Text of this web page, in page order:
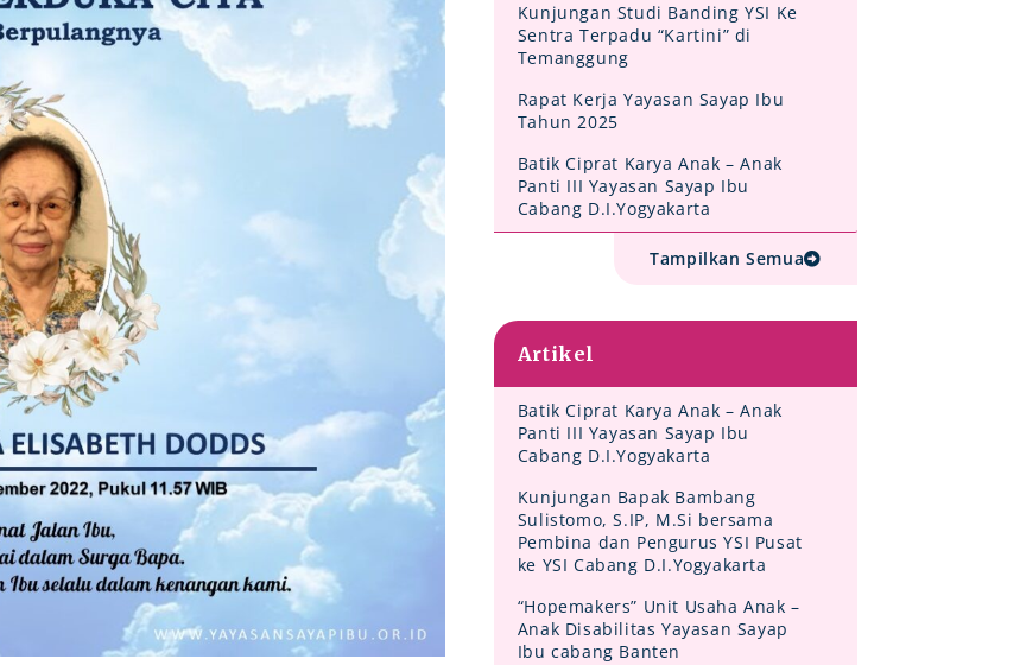
Kunjungan Studi Banding YSI Ke
Sentra Terpadu “Kartini” di
Temanggung
Rapat Kerja Yayasan Sayap Ibu
Tahun 2025
Batik Ciprat Karya Anak – Anak
Panti III Yayasan Sayap Ibu
Cabang D.I.Yogyakarta
Tampilkan Semua
Artikel
Batik Ciprat Karya Anak – Anak
Panti III Yayasan Sayap Ibu
Cabang D.I.Yogyakarta
Kunjungan Bapak Bambang
Sulistomo, S.IP, M.Si bersama
Pembina dan Pengurus YSI Pusat
ke YSI Cabang D.I.Yogyakarta
“Hopemakers” Unit Usaha Anak –
Anak Disabilitas Yayasan Sayap
Ibu cabang Banten